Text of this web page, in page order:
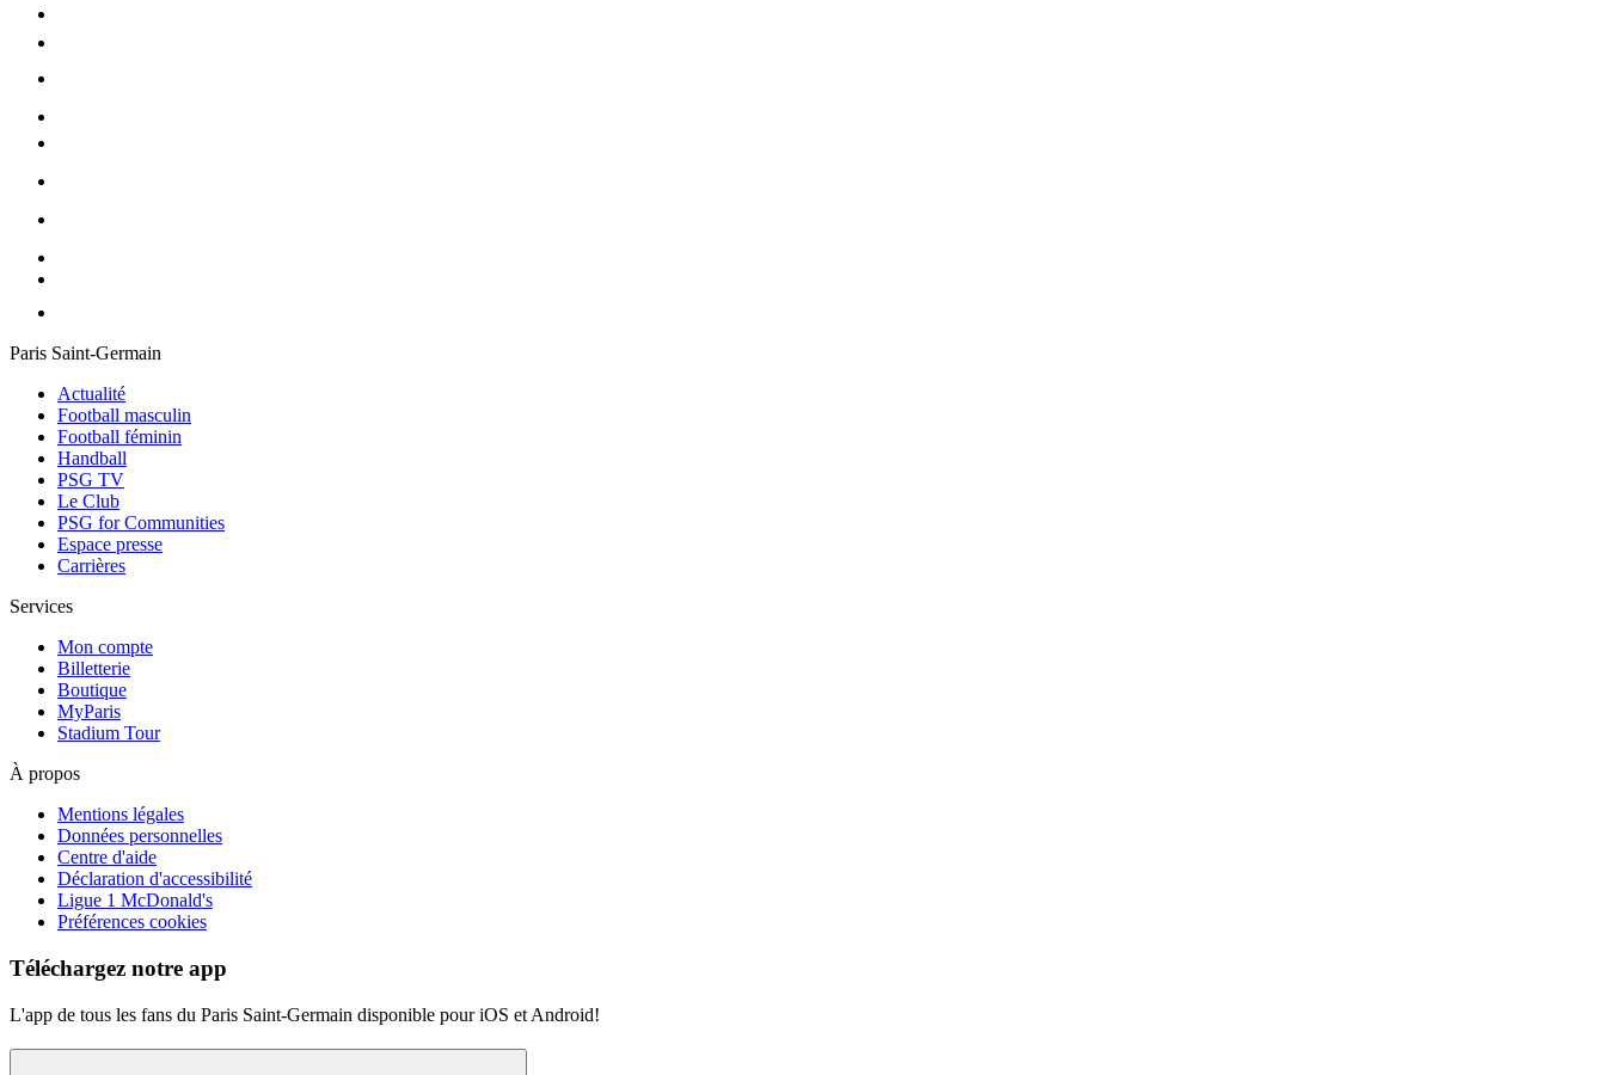
Paris Saint-Germain
Actualité
Football masculin
Football féminin
Handball
PSG TV
Le Club
PSG for Communities
Espace presse
Carrières
Services
Mon compte
Billetterie
Boutique
MyParis
Stadium Tour
À propos
Mentions légales
Données personnelles
Centre d'aide
Déclaration d'accessibilité
Ligue 1 McDonald's
Préférences cookies
Téléchargez notre app
L'app de tous les fans du Paris Saint-Germain disponible pour iOS et Android!